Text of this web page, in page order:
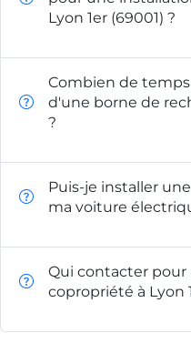
Lyon 1er (69001) ?
Combien de
d'une borne de
?
Puis-je installer
ma voiture
Qui contacter pour
copropriété à Lyon